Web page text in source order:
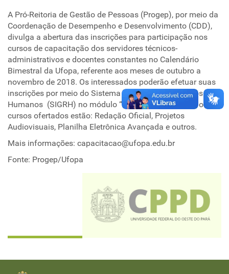
A Pró-Reitoria de Gestão de Pessoas (Progep), por meio da
Coordenação de Desempenho e Desenvolvimento (CDD),
divulga a abertura das inscrições para participação nos
cursos de capacitação dos servidores técnicos-
administrativos e docentes constantes no Calendário
Bimestral da Ufopa, referente aos meses de outubro a
novembro de 2018. Os interessados poderão efetuar suas
inscrições por meio do Sistema Integrado de Recursos
Humanos (SIGRH) no módulo “capacitação”. Dentre os
cursos ofertados estão: Redação Oficial, Projetos
Audiovisuais, Planilha Eletrônica Avançada e outros.
Mais informações: capacitacao@ufopa.edu.br
Fonte: Progep/Ufopa